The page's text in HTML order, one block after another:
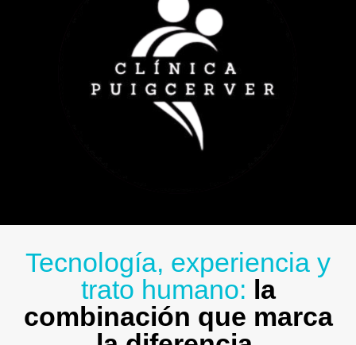
Tecnología, experiencia y
trato humano: la
combinación que marca